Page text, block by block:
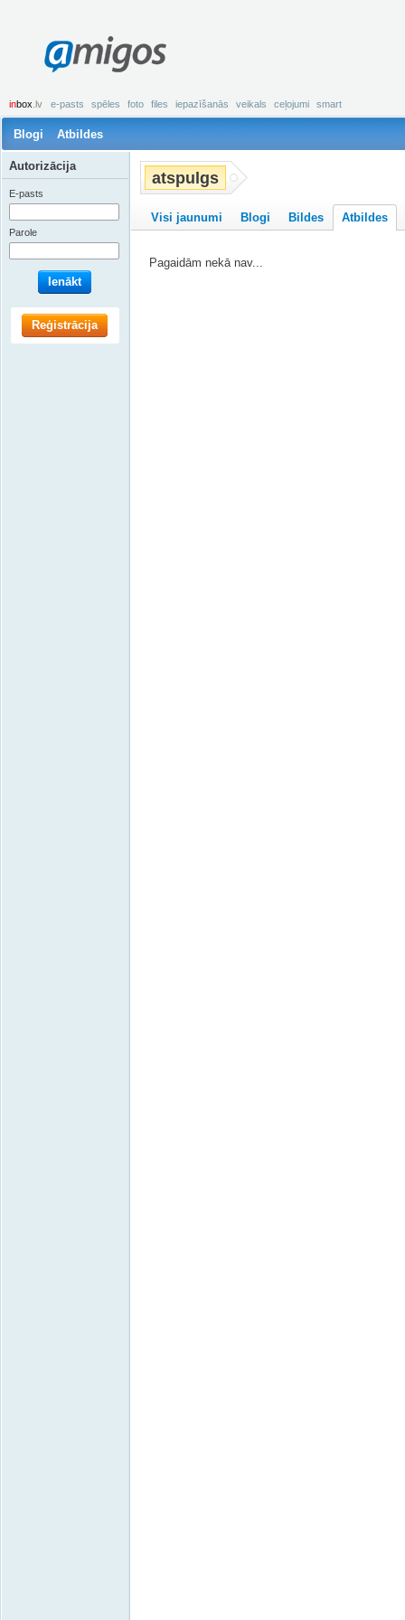
amigos
inbox .lv e-pasts spēles foto files iepazīšanās veikals ceļojumi smart
Blogi Atbildes
atspulgs
Visi jaunumi Blogi Bildes Atbildes
Pagaidām nekā nav...
Autorizācija
E-pasts
Parole
Ienākt
Reģistrācija